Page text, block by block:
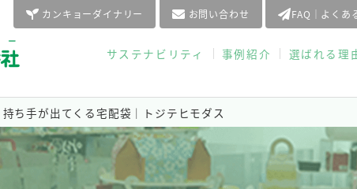
サステナビリティ 事例紹介 選ばれる理
カンキョーダイナリー お問い合わせ FAQ｜よくあ
持ち手が出てくる宅配袋｜トジテヒモダス